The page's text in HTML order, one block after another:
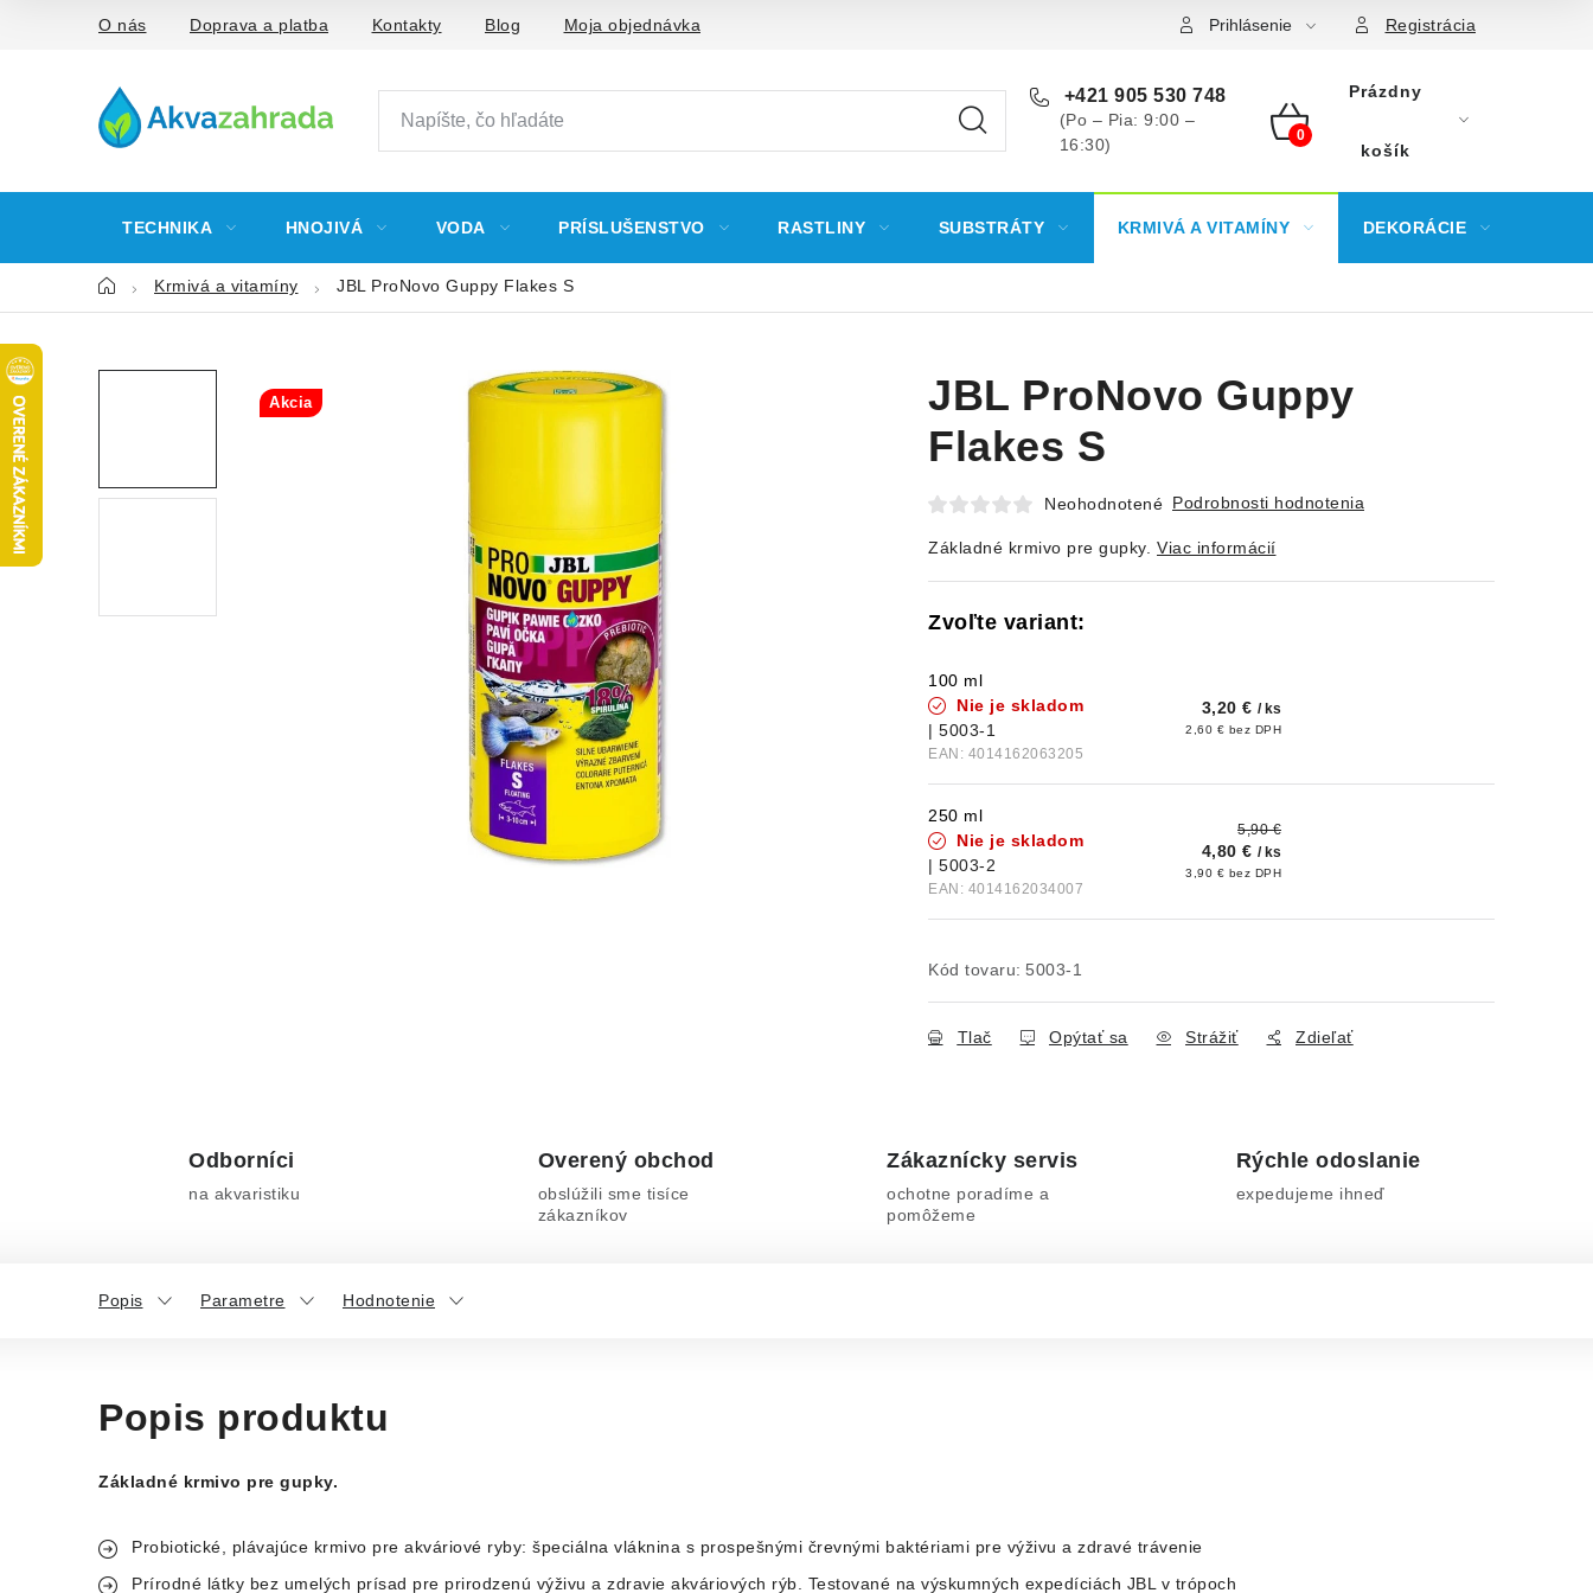
O nás Doprava a platba Kontakty Blog Moja objednávka Prihlásenie Registrácia
+421 905 530 748
(Po – Pia: 9:00 –
16:30)
NÁKUPNÝ
Prázdny
košík
TECHNIKA HNOJIVÁ VODA PRÍSLUŠENSTVO RASTLINY SUBSTRÁTY KRMIVÁ A VITAMÍNY DEKORÁCIE
DomovKrmivá a vitamíny JBL ProNovo Guppy Flakes S
JBL ProNovo Guppy
Flakes S
Neohodnotené Podrobnosti hodnotenia
Základné krmivo pre gupky. Viac informácií
100 ml
Nie je skladom
| 5003-1
EAN: 4014162063205
3,20 € / ks
2,60 € bez DPH
250 ml
Nie je skladom
| 5003-2
EAN: 4014162034007
5,90 €
4,80 € / ks
3,90 € bez DPH
Kód tovaru: 5003-1
Tlač Opýtať sa Strážiť Zdieľať
Akcia
Odborníci
na akvaristiku
Overený obchod
obslúžili sme tisíce
zákazníkov
Zákaznícky servis
ochotne poradíme a
pomôžeme
Rýchle odoslanie
expedujeme ihneď
Popis Parametre Hodnotenie
Popis produktu
Základné krmivo pre gupky.
Probiotické, plávajúce krmivo pre akváriové ryby: špeciálna vláknina s prospešnými črevnými baktériami pre výživu a zdravé trávenie
Prírodné látky bez umelých prísad pre prirodzenú výživu a zdravie akváriových rýb. Testované na výskumných expedíciách JBL v trópoch